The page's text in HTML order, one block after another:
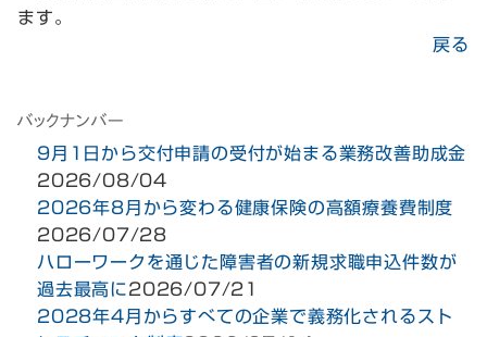
ます。
戻る
9月1日から交付申請の受付が始まる業務改善助成金
2026/08/04
2026年8月から変わる健康保険の高額療養費制度
2026/07/28
ハローワークを通じた障害者の新規求職申込件数が
過去最高に 2026/07/21
2028年4月からすべての企業で義務化されるスト